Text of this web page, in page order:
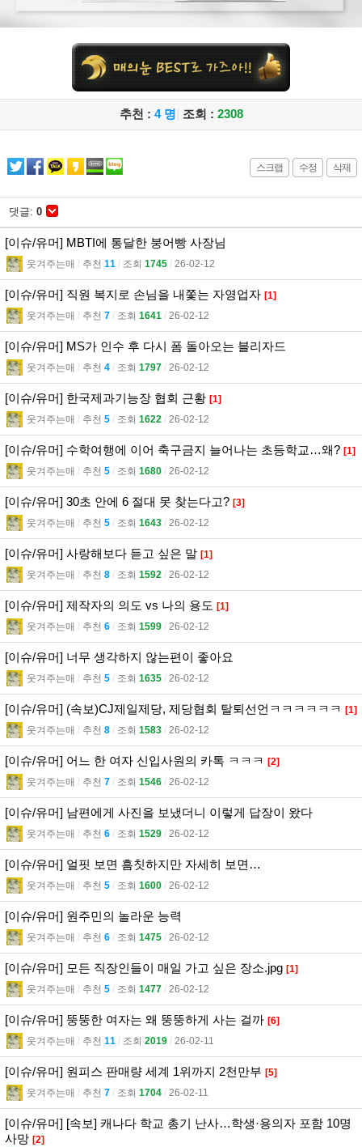
추천 : 4 명 조회 : 2308
스크랩 수정 삭제
댓글: 0
[이슈/유머] MBTI에 통달한 붕어빵 사장님
웃겨주는매 l 추천 11 l 조회 1745 l 26-02-12
[이슈/유머] 직원 복지로 손님을 내쫓는 자영업자 [1]
웃겨주는매 l 추천 7 l 조회 1641 l 26-02-12
[이슈/유머] MS가 인수 후 다시 폼 돌아오는 블리자드
웃겨주는매 l 추천 4 l 조회 1797 l 26-02-12
[이슈/유머] 한국제과기능장 협회 근황 [1]
웃겨주는매 l 추천 5 l 조회 1622 l 26-02-12
[이슈/유머] 수학여행에 이어 축구금지 늘어나는 초등학교…왜? [1]
웃겨주는매 l 추천 5 l 조회 1680 l 26-02-12
[이슈/유머] 30초 안에 6 절대 못 찾는다고? [3]
웃겨주는매 l 추천 5 l 조회 1643 l 26-02-12
[이슈/유머] 사랑해보다 듣고 싶은 말 [1]
웃겨주는매 l 추천 8 l 조회 1592 l 26-02-12
[이슈/유머] 제작자의 의도 vs 나의 용도 [1]
웃겨주는매 l 추천 6 l 조회 1599 l 26-02-12
[이슈/유머] 너무 생각하지 않는편이 좋아요
웃겨주는매 l 추천 5 l 조회 1635 l 26-02-12
[이슈/유머] (속보)CJ제일제당, 제당협회 탈퇴선언ㅋㅋㅋㅋㅋㅋ
[1]
웃겨주는매 l 추천 8 l 조회 1583 l 26-02-12
[이슈/유머] 어느 한 여자 신입사원의 카톡 ㅋㅋㅋ
[2]
웃겨주는매 l 추천 7 l 조회 1546 l 26-02-12
[이슈/유머] 남편에게 사진을 보냈더니 이렇게 답장이 왔다
웃겨주는매 l 추천 6 l 조회 1529 l 26-02-12
[이슈/유머] 얼핏 보면 흠칫하지만 자세히 보면…
웃겨주는매 l 추천 5 l 조회 1600 l 26-02-12
[이슈/유머] 원주민의 놀라운 능력
웃겨주는매 l 추천 6 l 조회 1475 l 26-02-12
[이슈/유머] 모든 직장인들이 매일 가고 싶은 장소.jpg [1]
웃겨주는매 l 추천 5 l 조회 1477 l 26-02-12
[이슈/유머] 뚱뚱한 여자는 왜 뚱뚱하게 사는 걸까 [6]
웃겨주는매 l 추천 11 l 조회 2019 l 26-02-11
[이슈/유머] 원피스 판매량 세계 1위까지 2천만부 [5]
웃겨주는매 l 추천 7 l 조회 1704 l 26-02-11
[이슈/유머] [속보] 캐나다 학교 총기 난사…학생·용의자 포함 10명
사망 [2]